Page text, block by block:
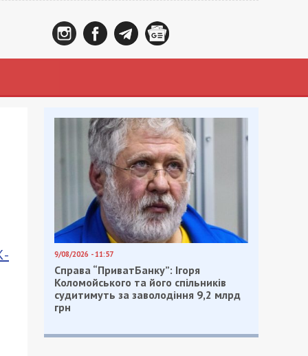
9/08/2026 - 11:57
Справа “ПриватБанку”: Ігоря
Коломойського та його спільників
судитимуть за заволодіння 9,2 млрд
грн